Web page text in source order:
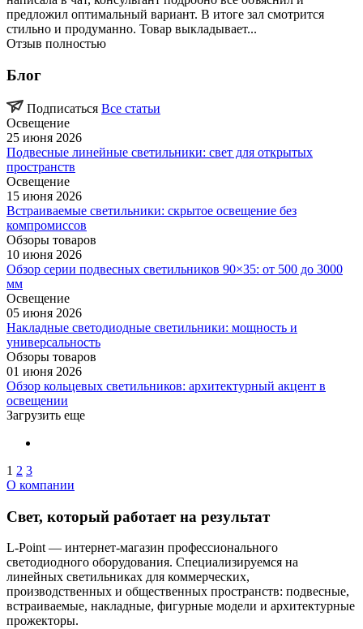
предложил оптимальный вариант. В итоге зал смотрится
стильно и продуманно. Товар выкладывает...
Отзыв полностью
Блог
Подписаться Все статьи
Освещение
25 июня 2026
Подвесные линейные светильники: свет для открытых
пространств
Освещение
15 июня 2026
Встраиваемые светильники: скрытое освещение без
компромиссов
Обзоры товаров
10 июня 2026
Обзор серии подвесных светильников 90×35: от 500 до 3000
мм
Освещение
05 июня 2026
Накладные светодиодные светильники: мощность и
универсальность
Обзоры товаров
01 июня 2026
Обзор кольцевых светильников: архитектурный акцент в
освещении
Загрузить еще
1 2 3
О компании
Свет, который работает на результат
L-Point — интернет-магазин профессионального
светодиодного оборудования. Специализируемся на
линейных светильниках для коммерческих,
производственных и общественных пространств: подвесные,
встраиваемые, накладные, фигурные модели и архитектурные
прожекторы.